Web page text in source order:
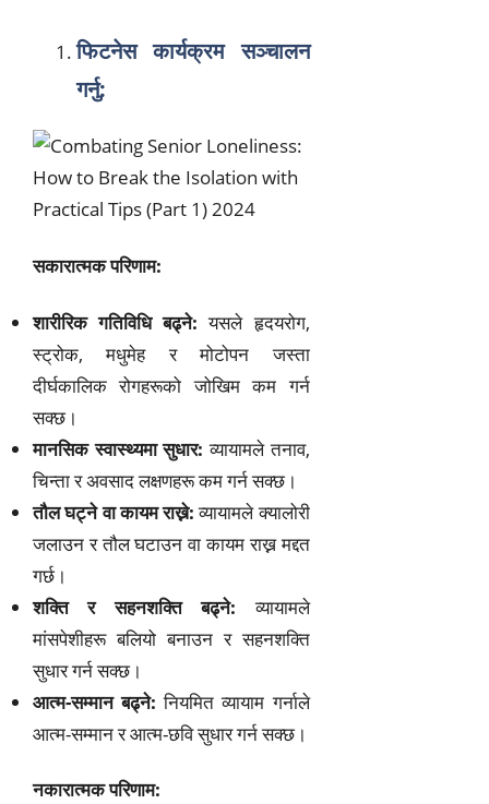
फिटनेस कार्यक्रम सञ्चालन
गर्नु:
सकारात्मक परिणाम:
शारीरिक गतिविधि बढ्ने: यसले हृदयरोग,
स्ट्रोक, मधुमेह र मोटोपन जस्ता
दीर्घकालिक रोगहरूको जोखिम कम गर्न
सक्छ।
मानसिक स्वास्थ्यमा सुधार:व्यायामले तनाव,
चिन्ता र अवसाद लक्षणहरू कम गर्न सक्छ।
तौल घट्ने वा कायम राख्ने:व्यायामले क्यालोरी
जलाउन र तौल घटाउन वा कायम राख्न मद्दत
गर्छ।
शक्ति र सहनशक्ति बढ्ने:व्यायामले
मांसपेशीहरू बलियो बनाउन र सहनशक्ति
सुधार गर्न सक्छ।
आत्म-सम्मान बढ्ने:नियमित व्यायाम गर्नाले
आत्म-सम्मान र आत्म-छवि सुधार गर्न सक्छ।
नकारात्मक परिणाम: